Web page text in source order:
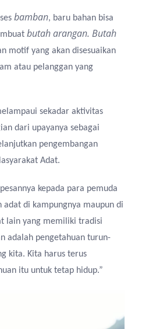
bamban, baru bahan bisa
butah arangan. Butah
motif yang akan disesuaikan
atau pelanggan yang
sekadar aktivitas
dari upayanya sebagai
pengembangan
Adat.
kepada para pemuda
di kampungnya maupun di
lain yang memiliki tradisi
adalah pengetahuan turun-
kita. Kita harus terus
itu untuk tetap hidup.”